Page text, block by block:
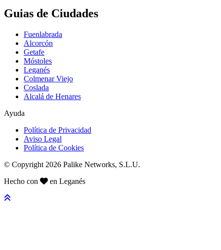
Guias de Ciudades
Fuenlabrada
Alcorcón
Getafe
Móstoles
Leganés
Colmenar Viejo
Coslada
Alcalá de Henares
Ayuda
Política de Privacidad
Aviso Legal
Política de Cookies
© Copyright 2026 Palike Networks, S.L.U.
Hecho con
en Leganés